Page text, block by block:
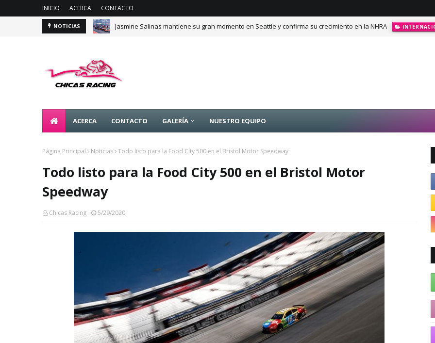
INICIO ACERCA CONTACTO
NOTICIAS Jasmine Salinas mantiene su gran momento en Seattle y confirma su crecimiento en la NHRA
ACERCA CONTACTO GALERÍA NUESTRO EQUIPO
Página Principal Noticias Todo listo para la Food City 500 en el Bristol Motor Speedway
Todo listo para la Food City 500 en el Bristol Motor
Speedway
Chicas Racing 5/29/2020